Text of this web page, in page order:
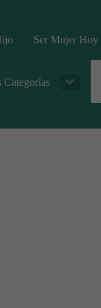
Ser Mujer Hoy
Categorías